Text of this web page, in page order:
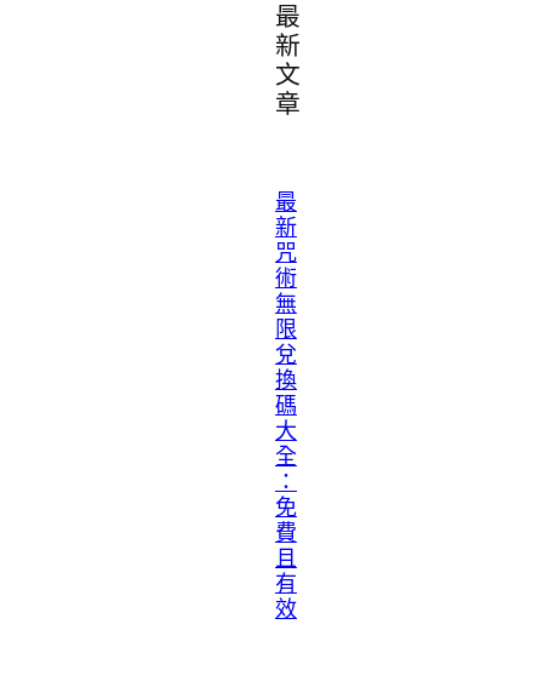
最
新
文
章
最
新
咒
術
無
限
兌
換
碼
大
全
：
免
費
且
有
效